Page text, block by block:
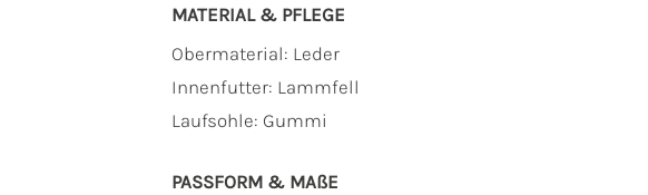
MATERIAL & PFLEGE
Obermaterial: Leder
Innenfutter: Lammfell
Laufsohle: Gummi
PASSFORM & MAẞE